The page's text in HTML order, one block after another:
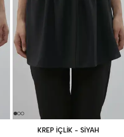
KREP İÇLİK - SİYAH